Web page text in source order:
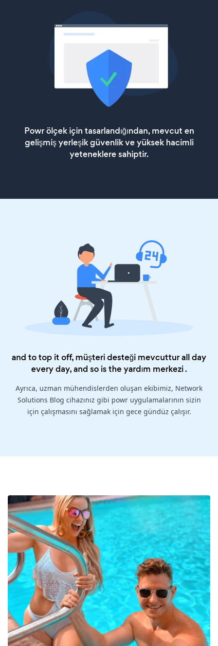
Powr ölçek için tasarlandığından, mevcut en
gelişmiş yerleşik güvenlik ve yüksek hacimli
yeteneklere sahiptir.
and to top it off, müşteri desteği mevcuttur all day
every day, and so is theyardım merkezi.
Ayrıca, uzman mühendislerden oluşan ekibimiz, Network
Solutions Blog cihazınız gibi powr uygulamalarının sizin
için çalışmasını sağlamak için gece gündüz çalışır.